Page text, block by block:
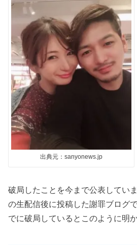
出典元：sanyonews.jp
破局したことを今まで公表してい
の生配信後に投稿した謝罪ブログ
でに破局しているとこのように明